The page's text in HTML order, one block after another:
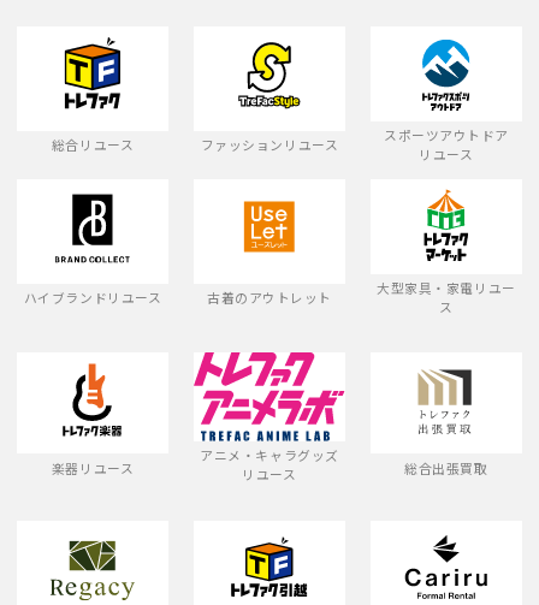
総合リユース ファッションリユース
スポーツアウトドア
リユース
ハイブランドリユース 古着のアウトレット
大型家具・家電リユー
ス
楽器リユース
アニメ・キャラグッズ
リユース
総合出張買取